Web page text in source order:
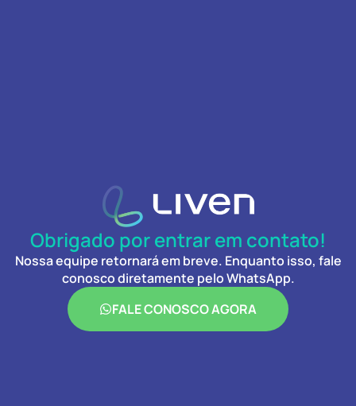
Obrigado por entrar em contato!
Nossa equipe retornará em breve. Enquanto isso, fale
conosco diretamente pelo WhatsApp.
FALE CONOSCO AGORA